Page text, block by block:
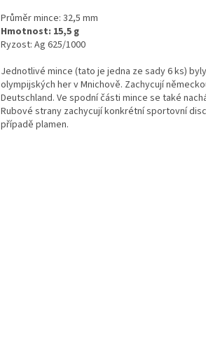
Průměr mince: 32,5 mm
Hmotnost: 15,5 g
Ryzost: Ag 625/1000
Jednotlivé mince (tato je jedna ze sady 6 ks)
olympijských her v Mnichově. Zachycují
Deutschland. Ve spodní části mince se také
Rubové strany zachycují konkrétní sportovní
případě plamen.